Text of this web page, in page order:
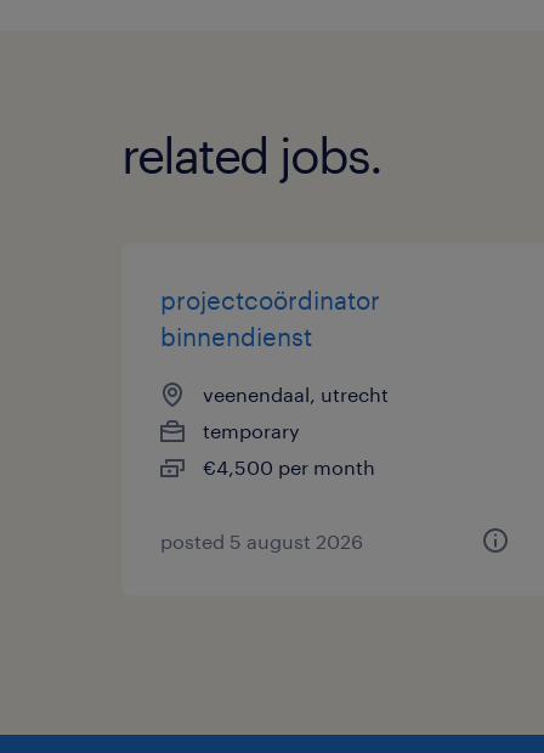
related jobs.
projectcoördinator
binnendienst
veenendaal, utrecht
temporary
€4,500 per month
posted 5 august 2026